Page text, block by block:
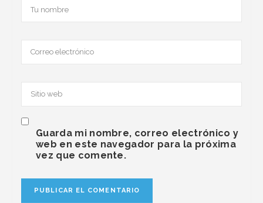
Guarda mi nombre, correo electrónico y
web en este navegador para la próxima
vez que comente.